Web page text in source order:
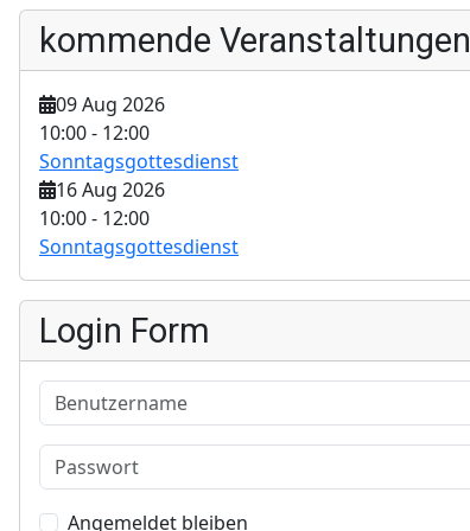
kommende Veranstaltungen
09 Aug 2026
10:00- 12:00
Sonntagsgottesdienst
16 Aug 2026
10:00- 12:00
Sonntagsgottesdienst
Login Form
Benutzername
Passwort
Angemeldet bleiben